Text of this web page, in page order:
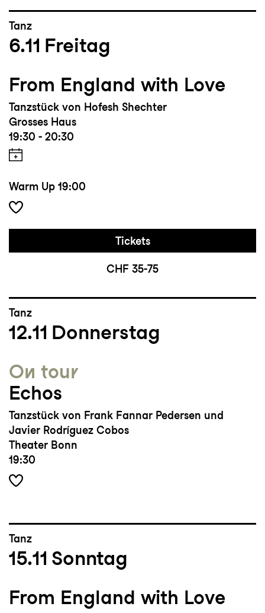
Tanz
6.11 Freitag
From England with Love
Tanzstück von Hofesh Shechter
Grosses Haus
19:30 - 20:30
Warm Up 19:00
Tickets
CHF 35-75
Tanz
12.11 Donnerstag
On tour
Echos
Tanzstück von Frank Fannar Pedersen und
Javier Rodríguez Cobos
Theater Bonn
19:30
Tanz
15.11 Sonntag
From England with Love